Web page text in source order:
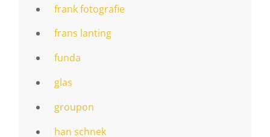
frank fotografie
frans lanting
funda
glas
groupon
han schnek